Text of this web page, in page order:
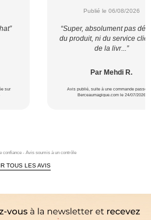
sur
Publié le 06/08/2026
“Super, absolument pas
du produit, ni du service
de la livr...”
Par Mehdi R.
Avis publié, suite à une commande passée
Berceaumagique.com le 24/07/2026
confiance - Avis soumis à un contrôle
TOUS LES AVIS